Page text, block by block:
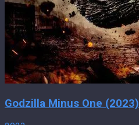
Godzilla Minus One (2023)